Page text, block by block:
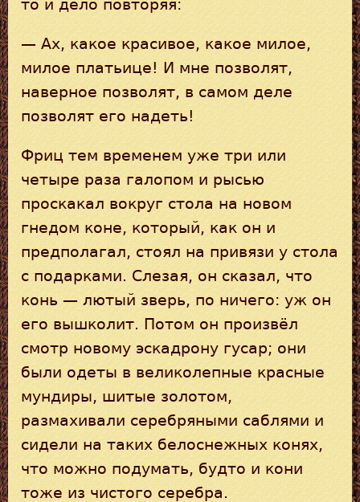
то и дело повторяя:
— Ах, какое красивое, какое милое,
милое платьице! И мне позволят,
наверное позволят, в самом деле
позволят его надеть!
Фриц тем временем уже три или
четыре раза галопом и рысью
проскакал вокруг стола на новом
гнедом коне, который, как он и
предполагал, стоял на привязи у стола
с подарками. Слезая, он сказал, что
конь — лютый зверь, по ничего: уж он
его вышколит. Потом он произвёл
смотр новому эскадрону гусар; они
были одеты в великолепные красные
мундиры, шитые золотом,
размахивали серебряными саблями и
сидели на таких белоснежных конях,
что можно подумать, будто и кони
тоже из чистого серебра.